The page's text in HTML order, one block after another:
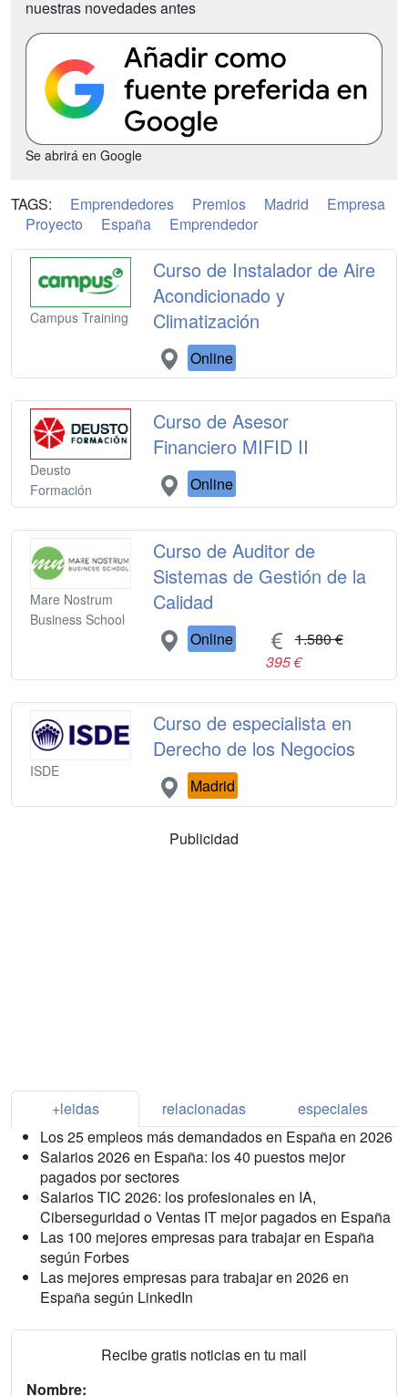
nuestras novedades antes
Se abrirá en Google
TAGS: Emprendedores Premios Madrid
Empresa
Proyecto
España Emprendedor
Campus Training
Curso de Instalador de Aire
Acondicionado y
Climatización
Online
Deusto
Formación
Curso de Asesor
Financiero MIFID II
Online
Mare Nostrum
Business School
Curso de Auditor de
Sistemas de Gestión de la
Calidad
Online
1.580 €
395 €
ISDE
Curso de especialista en
Derecho de los Negocios
Madrid
Publicidad
+leidas relacionadas
especiales
Los 25 empleos más demandados en España en 2026
Salarios 2026 en España: los 40 puestos mejor
pagados por sectores
Salarios TIC 2026: los profesionales en IA,
Ciberseguridad o Ventas IT mejor pagados en España
Las 100 mejores empresas para trabajar en España
según Forbes
Las mejores empresas para trabajar en 2026 en
España según LinkedIn
Recibe gratis noticias en tu mail
Nombre: